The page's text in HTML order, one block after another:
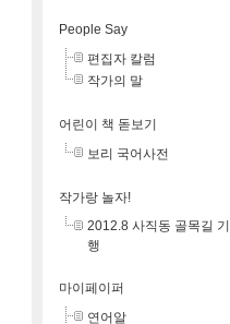
People Say
편집자 칼럼
작가의 말
어린이 책 돋보기
보리 국어사전
작가랑 놀자!
2012.8 사직동 골목길 기
행
마이페이퍼
연어알